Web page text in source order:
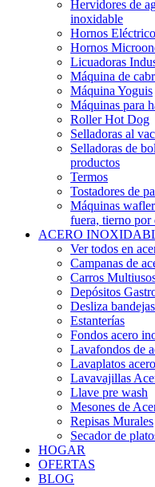
Hervidores de
inoxidable
Hornos
Hornos
Licuadoras
Máquina de
Máquina Yoguis
Máquinas para
Roller Hot Dog
Selladoras al
Selladoras de
productos
Termos
Tostadores de
Máquinas
fuera, tierno por
ACERO
Ver todos en
Campanas de
Carros
Depósitos
Desliza bandejas
Estanterías
Fondos acero
Lavafondos de
Lavaplatos
Lavavajillas
Llave pre wash
Mesones de
Repisas Murales
Secador de
HOGAR
OFERTAS
BLOG